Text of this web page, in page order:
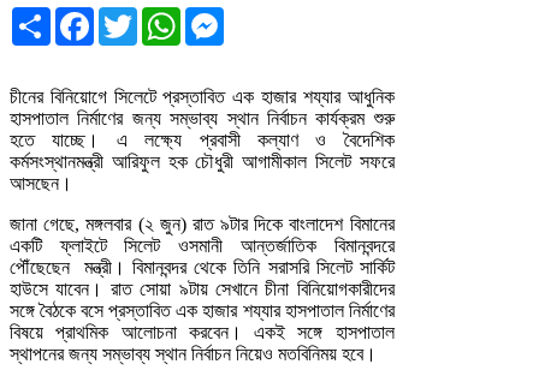
Share Facebook
TwitterWhatsApp
চীনের বিনিয়োগে সিলেটে প্রস্তাবিত এক হাজার শয্যার আধুনিক
হাসপাতাল নির্মাণের জন্য সম্ভাব্য স্থান নির্বাচন কার্যক্রম শুরু
হতে যাচ্ছে। এ লক্ষ্যে প্রবাসী কল্যাণ ও বৈদেশিক
কর্মসংস্থানমন্ত্রী আরিফুল হক চৌধুরী আগামীকাল সিলেট সফরে
আসছেন।
জানা গেছে, মঙ্গলবার (২ জুন) রাত ৯টার দিকে বাংলাদেশ বিমানের
একটি ফ্লাইটে সিলেট ওসমানী আন্তর্জাতিক বিমানবন্দরে
পৌঁছেছেন মন্ত্রী। বিমানবন্দর থেকে তিনি সরাসরি সিলেট সার্কিট
হাউসে যাবেন। রাত সোয়া ৯টায় সেখানে চীনা বিনিয়োগকারীদের
সঙ্গে বৈঠকে বসে প্রস্তাবিত এক হাজার শয্যার হাসপাতাল নির্মাণের
বিষয়ে প্রাথমিক আলোচনা করবেন। একই সঙ্গে হাসপাতাল
স্থাপনের জন্য সম্ভাব্য স্থান নির্বাচন নিয়েও মতবিনিময় হবে।